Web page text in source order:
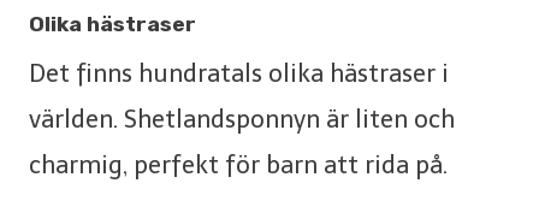
Olika hästraser
Det finns hundratals olika hästraser i
världen. Shetlandsponnyn är liten och
charmig, perfekt för barn att rida på.